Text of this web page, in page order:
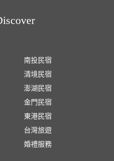
南投民宿
清境民宿
澎湖民宿
金門民宿
東港民宿
台灣旅遊
婚禮服務